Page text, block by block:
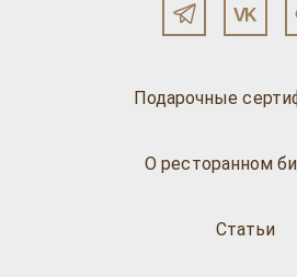
Подарочные
О ресторанном
Статьи